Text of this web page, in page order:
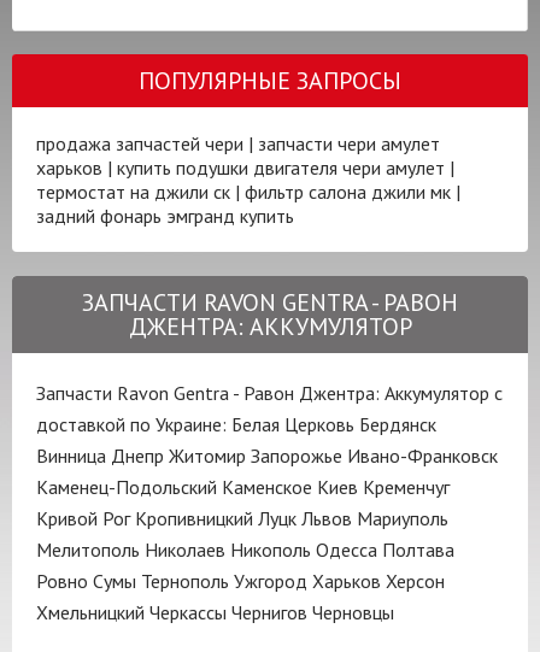
ПОПУЛЯРНЫЕ ЗАПРОСЫ
продажа запчастей чери | запчасти чери амулет
харьков | купить подушки двигателя чери амулет |
термостат на джили ск | фильтр салона джили мк |
задний фонарь эмгранд купить
ЗАПЧАСТИ RAVON GENTRA - РАВОН
ДЖЕНТРА: АККУМУЛЯТОР
Запчасти Ravon Gentra - Равон Джентра: Аккумулятор с
доставкой по Украине: Белая Церковь Бердянск
Винница Днепр Житомир Запорожье Ивано-Франковск
Каменец-Подольский Каменское Киев Кременчуг
Кривой Рог Кропивницкий Луцк Львов Мариуполь
Мелитополь Николаев Никополь Одесса Полтава
Ровно Сумы Тернополь Ужгород Харьков Херсон
Хмельницкий Черкассы Чернигов Черновцы